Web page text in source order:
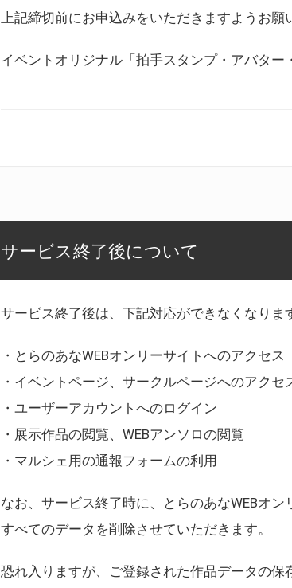
上記締切前にお申込みをいただきますようお願
イベントオリジナル「拍手スタンプ・アバター
サービス終了後について
サービス終了後は、下記対応ができなくなりま
・とらのあなWEBオンリーサイトへのアクセス
・イベントページ、サークルページへのアクセ
・ユーザーアカウントへのログイン
・展示作品の閲覧、WEBアンソロの閲覧
・マルシェ用の通報フォームの利用
なお、サービス終了時に、とらのあなWEBオ
すべてのデータを削除させていただきます。
恐れ入りますが、ご登録された作品データの